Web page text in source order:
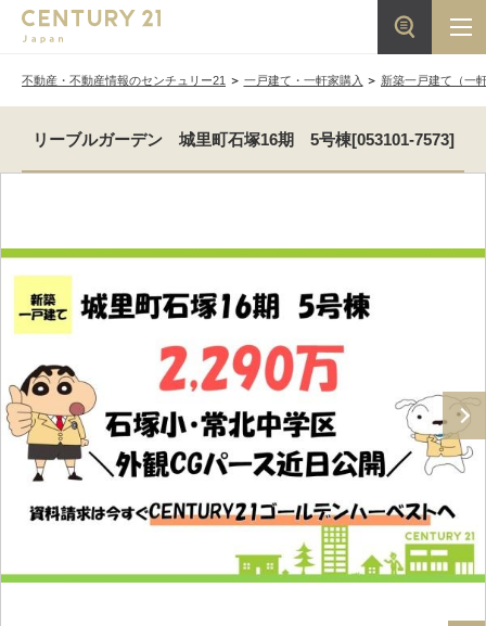
不動産・不動産情報のセンチュリー21 一戸建て・一軒家購入 新築一戸建て（一
リーブルガーデン 城里町石塚16期 5号棟[053101-7573]